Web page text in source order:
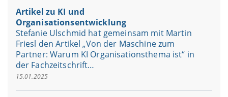
Artikel zu KI und
Organisationsentwicklung
Stefanie Ulschmid hat gemeinsam mit Martin
Friesl den Artikel „Von der Maschine zum
Partner: Warum KI Organisationsthema ist“ in
der Fachzeitschrift…
15.01.2025